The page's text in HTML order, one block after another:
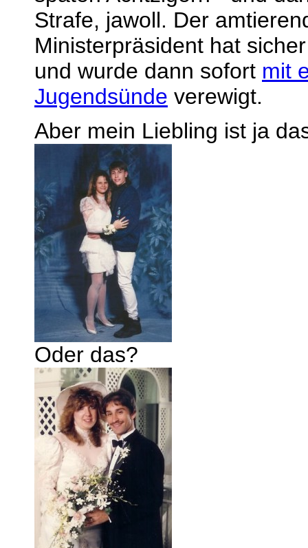
Strafe, jawoll. Der
Ministerpräsident hat
und wurde dann sofort mit
Jugendsünde verewigt.
Aber mein Liebling ist ja
Oder das?